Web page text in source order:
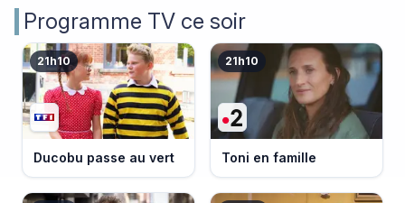
Programme TV ce soir
21h10
Ducobu passe au vert
21h10
Toni en famille